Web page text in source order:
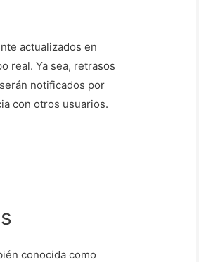
actualizados en
real. Ya sea, retrasos
notificados por
con otros usuarios.
conocida como